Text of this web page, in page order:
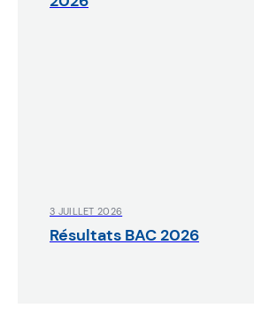
3 JUILLET 2026
Résultats BAC 2026